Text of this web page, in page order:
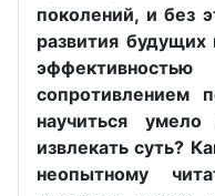
поколений, и без
развития
сопротивлением
научиться
извлекать суть?
неопытному